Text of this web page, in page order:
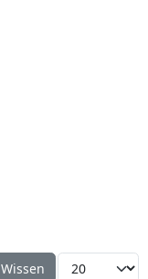
Wissen Toon #